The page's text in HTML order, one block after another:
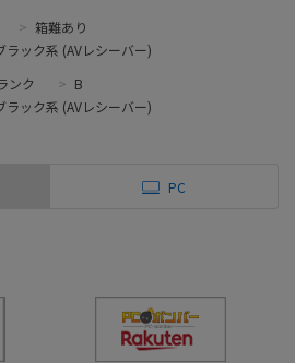
> 箱難あり
ラック系 (AVレシーバー)
ンク > B
ラック系 (AVレシーバー)
PC